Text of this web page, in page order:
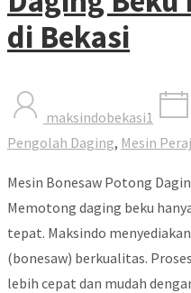
di Bekasi
maksindobekasi1
Pengolah Daging, Mesin
Mesin Bonesaw Potong
Memotong daging beku
tepat. Maksindo
(bonesaw) berkualitas.
lebih cepat dan mudah